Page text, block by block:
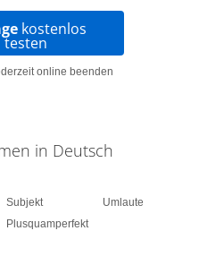
kostenlos
testen
online beenden
in Deutsch
Subjekt
Plusquamperfekt
Umlaute